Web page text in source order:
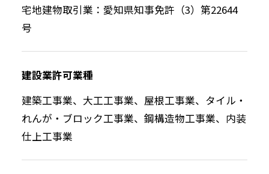
宅地建物取引業：愛知県知事免許（3）第22644
号
建設業許可業種
建築工事業、大工工事業、屋根工事業、タイル・
れんが・ブロック工事業、鋼構造物工事業、内装
仕上工事業